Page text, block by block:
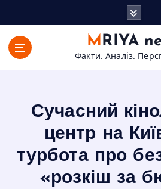
MRIYA
Факти. Аналіз.
Сучасний
центр на
турбота про
«розкіш за